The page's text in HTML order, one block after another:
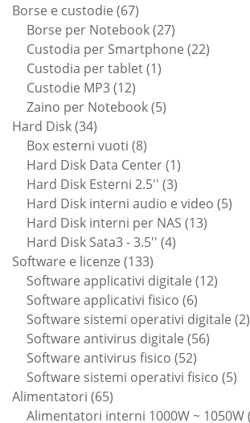
Borse e custodie 6767
prodotti
Borse per Notebook 2727
prodotti
Custodia per Smartphone 2222
Custodia per tablet 11
Custodie MP3 1212
prodotti
Zaino per Notebook 55
Hard Disk 3434
prodotti
Box esterni vuoti 88
prodotti
Hard Disk Data Center 11
prodotto
Hard Disk Esterni 2.5'' 33
prodotti
Hard Disk interni audio e video 55
Hard Disk interni per NAS 1313
Hard Disk Sata3 - 3.5'' 44
Software e licenze 133133
prodotti
Software applicativi digitale 1212
Software applicativi fisico 66
prodotti
Software sistemi operativi digitale 22
Software antivirus digitale 5656
Software antivirus fisico 5252
prodotti
Software sistemi operativi fisico 55
Alimentatori 6565
prodotti
Alimentatori interni 1000W ~ 1050W